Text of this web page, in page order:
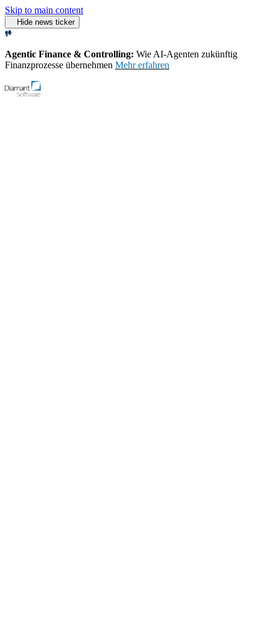
Skip to main content
Hide news ticker
Agentic Finance & Controlling: Wie AI‑Agenten zukünftig
Finanzprozesse übernehmen Mehr erfahren